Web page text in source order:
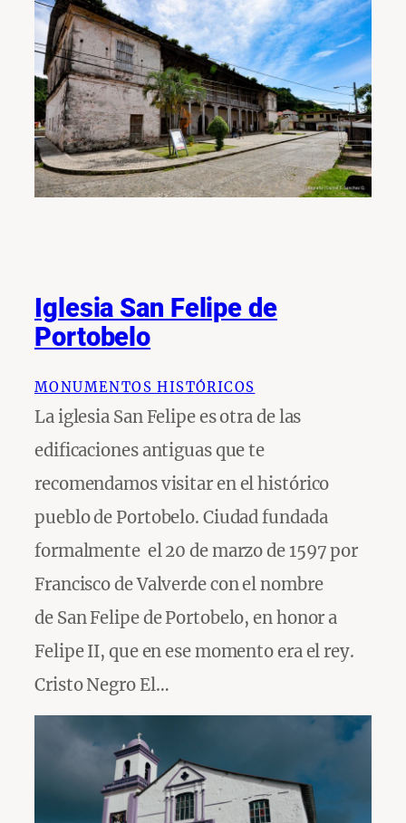
Iglesia San Felipe de
Portobelo
MONUMENTOS HISTÓRICOS
La iglesia San Felipe es otra de las
edificaciones antiguas que te
recomendamos visitar en el histórico
pueblo de Portobelo. Ciudad fundada
formalmente el 20 de marzo de 1597 por
Francisco de Valverde con el nombre
de San Felipe de Portobelo, en honor a
Felipe II, que en ese momento era el rey.
Cristo Negro El…